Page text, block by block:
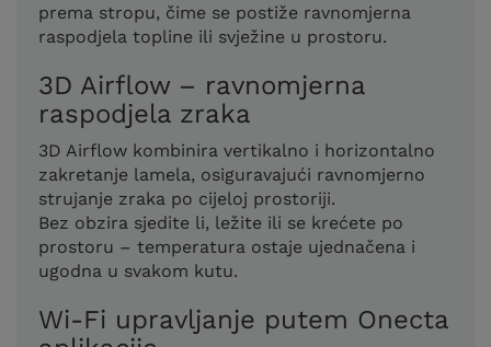
prema stropu, čime se postiže ravnomjerna
raspodjela topline ili svježine u prostoru.
3D Airflow – ravnomjerna
raspodjela zraka
3D Airflow kombinira vertikalno i horizontalno
zakretanje lamela, osiguravajući ravnomjerno
strujanje zraka po cijeloj prostoriji.
Bez obzira sjedite li, ležite ili se krećete po
prostoru – temperatura ostaje ujednačena i
ugodna u svakom kutu.
Wi-Fi upravljanje putem Onecta